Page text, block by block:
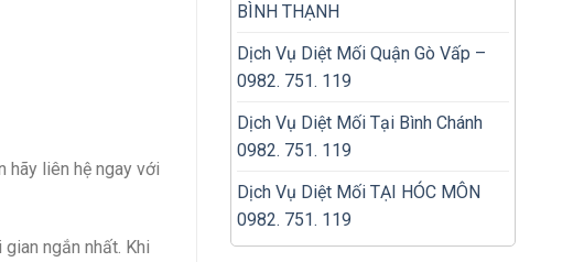
hãy liên hệ ngay với
ngắn nhất. Khi
BÌNH THẠNH
Dịch Vụ Diệt Mối Quận Gò Vấp –
0982. 751. 119
Dịch Vụ Diệt Mối Tại Bình Chánh
0982. 751. 119
Dịch Vụ Diệt Mối TẠI HÓC MÔN
0982. 751. 119